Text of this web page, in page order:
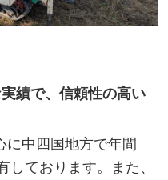
績で、​信頼性の高い
に中四国地方で年間
しております。また、